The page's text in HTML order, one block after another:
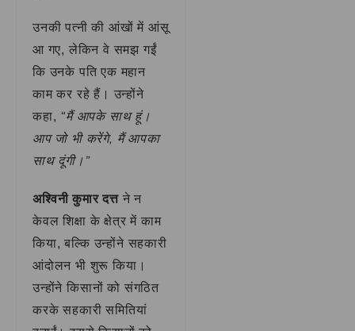
उनकी पत्नी की आंखों में आंसू
आ गए, लेकिन वे समझ गईं
कि उनके पति एक महान
काम कर रहे हैं। उन्होंने
कहा, “मैं आपके साथ हूं।
आप जो भी करेंगे, मैं आपका
साथ दूंगी।”
अश्विनी कुमार दत्त ने न
केवल शिक्षा के क्षेत्र में काम
किया, बल्कि उन्होंने सहकारी
आंदोलन भी शुरू किया।
उन्होंने किसानों को संगठित
करके सहकारी समितियां